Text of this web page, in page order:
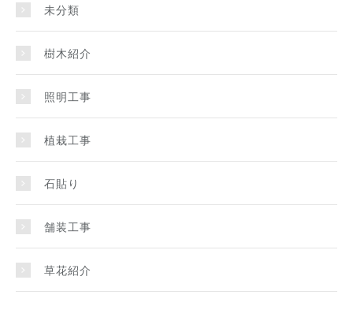
未分類
樹木紹介
照明工事
植栽工事
石貼り
舗装工事
草花紹介